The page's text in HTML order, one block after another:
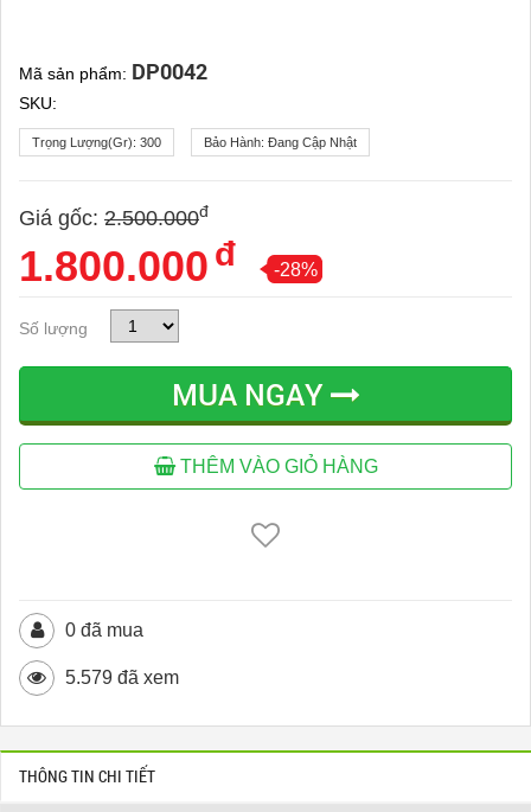
Mã sản phẩm: DP0042
SKU:
Trọng Lượng(gr): 300 Bảo Hành: Đang Cập Nhật
Giá gốc: 2.500.000đ
1.800.000 đ -28%
Số lượng
MUA NGAY
THÊM VÀO GIỎ HÀNG
0 đã mua
5.579 đã xem
THÔNG TIN CHI TIẾT